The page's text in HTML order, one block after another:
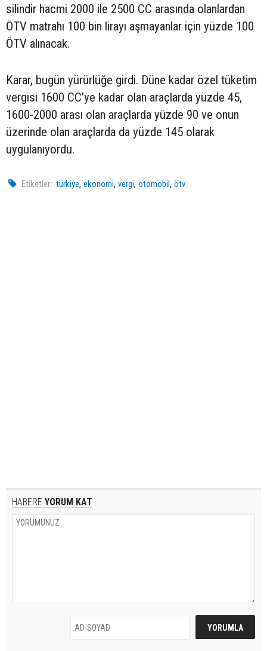
silindir hacmi 2000 ile 2500 CC arasında olanlardan
ÖTV matrahı 100 bin lirayı aşmayanlar için yüzde 100
ÖTV alınacak.
Karar, bugün yürürlüğe girdi. Düne kadar özel tüketim
vergisi 1600 CC’ye kadar olan araçlarda yüzde 45,
1600-2000 arası olan araçlarda yüzde 90 ve onun
üzerinde olan araçlarda da yüzde 145 olarak
uygulanıyordu.
Etiketler : türkiye,ekonomi,vergi,otomobil,ötv
HABERE YORUM KAT